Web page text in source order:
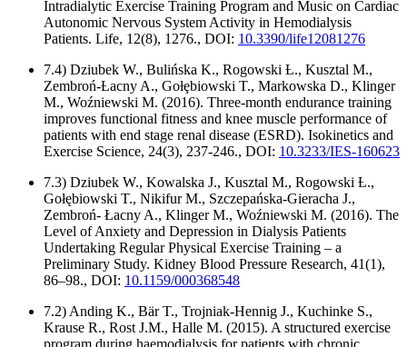
Intradialytic Exercise Training Program and Music on Cardiac
Autonomic Nervous System Activity in Hemodialysis
Patients. Life, 12(8), 1276., DOI: 10.3390/life12081276
7.4) Dziubek W., Bulińska K., Rogowski Ƚ., Kusztal M.,
Zembroń-Ƚacny A., Goƚȩbiowski T., Markowska D., Klinger
M., Woźniewski M. (2016). Three-month endurance training
improves functional fitness and knee muscle performance of
patients with end stage renal disease (ESRD). Isokinetics and
Exercise Science, 24(3), 237-246., DOI: 10.3233/IES-160623
7.3) Dziubek W., Kowalska J., Kusztal M., Rogowski Ƚ.,
Gołębiowski T., Nikifur M., Szczepańska-Gieracha J.,
Zembroń- Łacny A., Klinger M., Woźniewski M. (2016). The
Level of Anxiety and Depression in Dialysis Patients
Undertaking Regular Physical Exercise Training – a
Preliminary Study. Kidney Blood Pressure Research, 41(1),
86–98., DOI: 10.1159/000368548
7.2) Anding K., Bär T., Trojniak-Hennig J., Kuchinke S.,
Krause R., Rost J.M., Halle M. (2015). A structured exercise
program during haemodialysis for patients with chronic